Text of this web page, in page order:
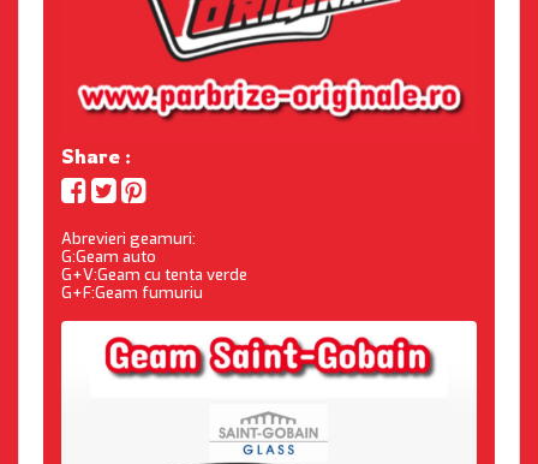
Share :
Abrevieri geamuri:
G:Geam auto
G+V:Geam cu tenta verde
G+F:Geam fumuriu